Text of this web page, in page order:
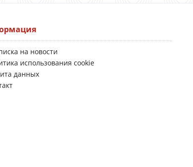
на новости
использования cookie
данных